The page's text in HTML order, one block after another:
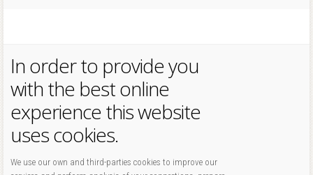
In order to provide you
with the best online
experience this website
uses cookies.
We use our own and third-parties cookies to improve our